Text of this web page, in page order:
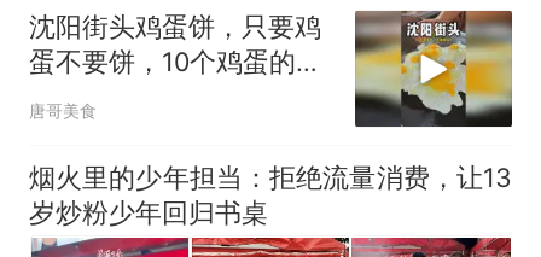
沈阳街头鸡蛋饼，只要鸡
蛋不要饼，10个鸡蛋的好
吃到停不下来！
唐哥美食
烟火里的少年担当：拒绝流量消费，让13
岁炒粉少年回归书桌